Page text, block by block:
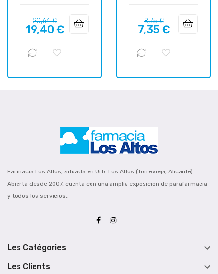
Prix
habituel
20,64 €Prix
19,40 €
Prix
habituel
8,75 €Prix
7,35 €
Farmacia Los Altos, situada en Urb. Los Altos (Torrevieja, Alicante).
Abierta desde 2007, cuenta con una amplia exposición de parafarmacia
y todos los servicios..
Les Catégories 
Les Clients 